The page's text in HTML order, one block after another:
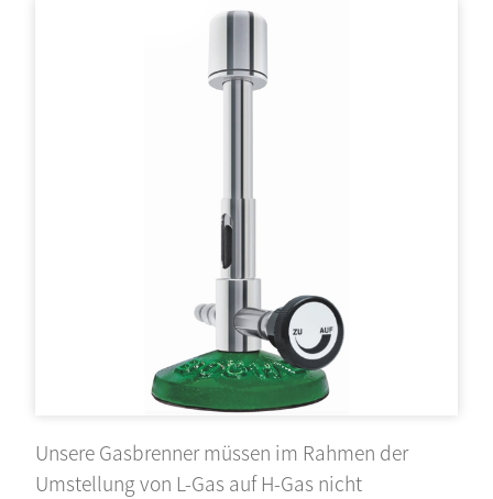
Unsere Gasbrenner müssen im Rahmen der
Umstellung von L-Gas auf H-Gas nicht